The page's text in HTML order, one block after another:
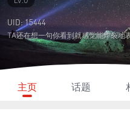
11
主题
20
回复
0 0
关注
UID: 15444
TA还在想一句你看到就感觉能炸裂地
主页 话题